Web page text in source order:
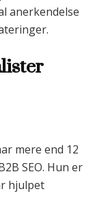
anerkendelse
mere end 12
SEO. Hun er
hjulpet